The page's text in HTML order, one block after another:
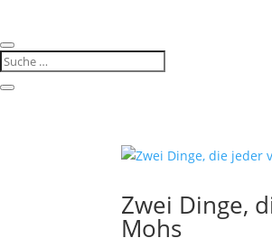
Zwei Dinge,
Mohs